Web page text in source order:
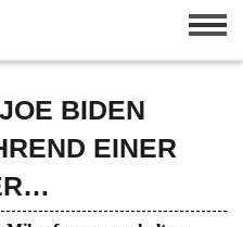
BIDEN
EINER